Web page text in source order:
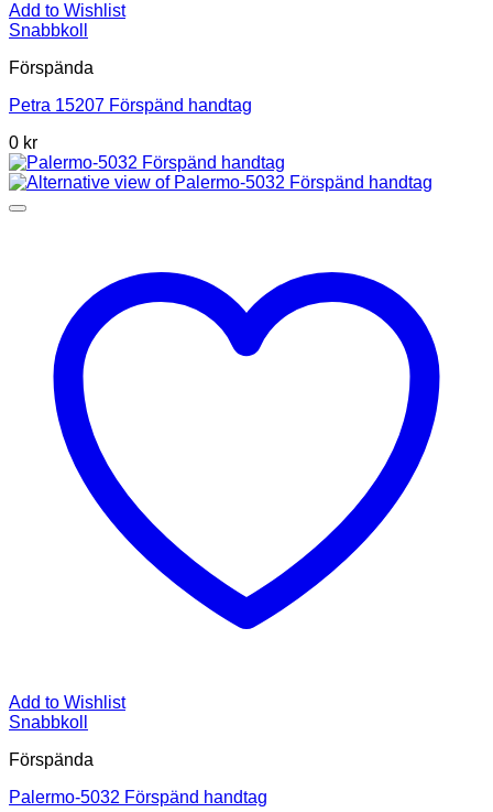
Add to Wishlist
Snabbkoll
Förspända
Petra 15207 Förspänd handtag
0 kr
Add to Wishlist
Snabbkoll
Förspända
Palermo-5032 Förspänd handtag